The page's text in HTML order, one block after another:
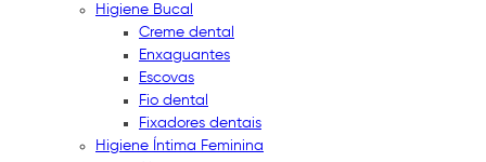
Higiene Bucal
Creme dental
Enxaguantes
Escovas
Fio dental
Fixadores dentais
Higiene Íntima Feminina